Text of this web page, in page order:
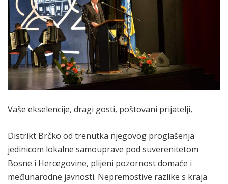
Vaše ekselencije, dragi gosti, poštovani prijatelji,
Distrikt Brčko od trenutka njegovog proglašenja
jedinicom lokalne samouprave pod suverenitetom
Bosne i Hercegovine, plijeni pozornost domaće i
međunarodne javnosti. Nepremostive razlike s kraja